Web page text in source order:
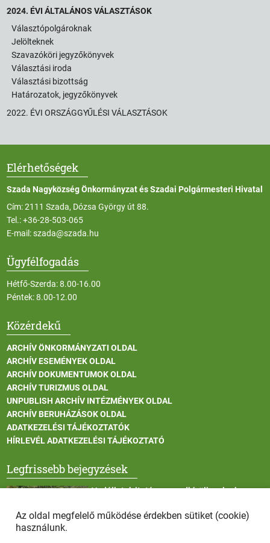
2024. ÉVI ÁLTALÁNOS VÁLASZTÁSOK
Választópolgároknak
Jelölteknek
Szavazóköri jegyzőkönyvek
Választási iroda
Választási bizottság
Határozatok, jegyzőkönyvek
2022. ÉVI ORSZÁGGYŰLÉSI VÁLASZTÁSOK
Elérhetőségek
Szada Nagyközség Önkormányzat és Szadai Polgármesteri Hivatal
Cím: 2111 Szada, Dózsa György út 88.
Tel.:+36-28-503-065
E-mail:szada@szada.hu
Ügyfélfogadás
Hétfő-Szerda: 8.00-16.00
Péntek: 8.00-12.00
Közérdekű
ARCHÍV ÖNKORMÁNYZATI OLDAL
ARCHÍV ESEMÉNYEK OLDAL
ARCHÍV DOKUMENTUMOK OLDAL
ARCHÍV TURIZMUS OLDAL
UNPUBLISH ARCHÍV INTÉZMÉNYEK OLDAL
ARCHÍV BERUHÁZÁSOK OLDAL
ADATKEZELÉSI TÁJÉKOZTATÓK
HÍRLEVÉL ADATKEZELÉSI TÁJÉKOZTATÓ
Legfrissebb bejegyzések
Vadállatok itatása a rendkívüli melegben
Az oldal megfelelő működése érdekben sütiket (cookie)
használunk.